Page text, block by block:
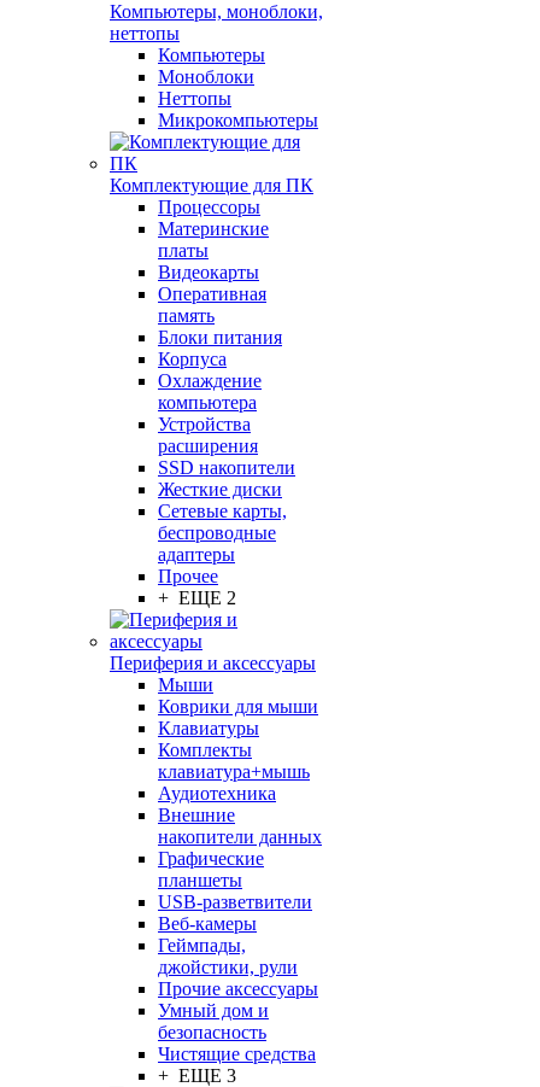
Компьютеры, моноблоки,
неттопы
Компьютеры
Моноблоки
Неттопы
Микрокомпьютеры
Комплектующие для ПК
Процессоры
Материнские
платы
Видеокарты
Оперативная
память
Блоки питания
Корпуса
Охлаждение
компьютера
Устройства
расширения
SSD накопители
Жесткие диски
Сетевые карты,
беспроводные
адаптеры
Прочее
+ ЕЩЕ 2
Периферия и аксессуары
Мыши
Коврики для мыши
Клавиатуры
Комплекты
клавиатура+мышь
Аудиотехника
Внешние
накопители данных
Графические
планшеты
USB-разветвители
Веб-камеры
Геймпады,
джойстики, рули
Прочие аксессуары
Умный дом и
безопасность
Чистящие средства
+ ЕЩЕ 3